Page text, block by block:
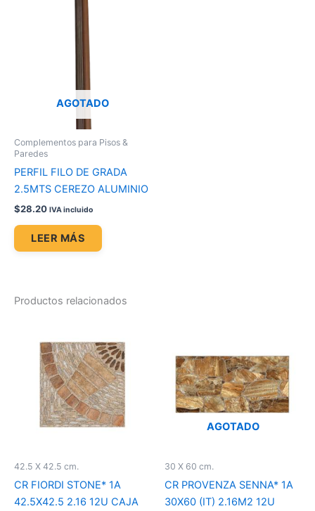
AGOTADO
Complementos para Pisos &
Paredes
PERFIL FILO DE GRADA
2.5MTS CEREZO ALUMINIO
$28.20 IVA incluido
LEER MÁS
Productos relacionados
42.5 X 42.5 cm.
CR FIORDI STONE* 1A
42.5X42.5 2.16 12U CAJA
AGOTADO
30 X 60 cm.
CR PROVENZA SENNA* 1A
30X60 (IT) 2.16M2 12U